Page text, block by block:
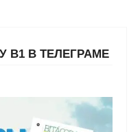
В1 В ТЕЛЕГРАМЕ